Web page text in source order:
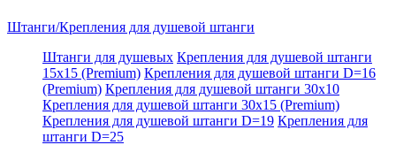
Штанги/Крепления для душевой штанги
Штанги для душевых Крепления для душевой штанги
15х15 (Premium) Крепления для душевой штанги D=16
(Premium) Крепления для душевой штанги 30x10
Крепления для душевой штанги 30x15 (Premium)
Крепления для душевой штанги D=19 Крепления для
штанги D=25